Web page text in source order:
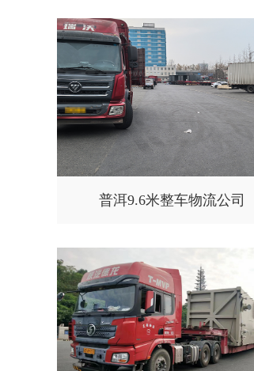
普洱9.6米整车物流公司